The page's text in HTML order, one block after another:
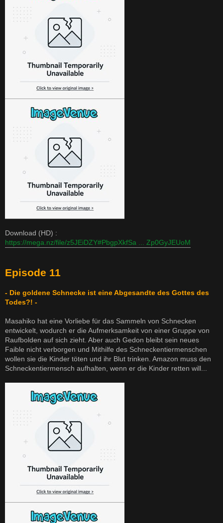
Download (HD) :
https://mega.nz/file/z5JEiDZY#PbgpXkfSa ... Zp0GyJEUoM
Episode 11
- Die goldene Schnecke ist eine Abgesandte des Gottes des
Todes?! -
Masahiko hat eine Vorliebe für das Sammeln von Schnecken
entwickelt, wodurch er die Aufmerksamkeit von einer Gruppe von
Raufbolden auf sich zieht. Aber auch Gedon bleibt sein neues
Faible nicht verborgen und Mithilfe des Schneckentiermenschen
wollen sie die Kinder töten und ihr Blut trinken. Amazon muss den
Schneckentiermensch aufhalten, wenn er die Kinder retten will...